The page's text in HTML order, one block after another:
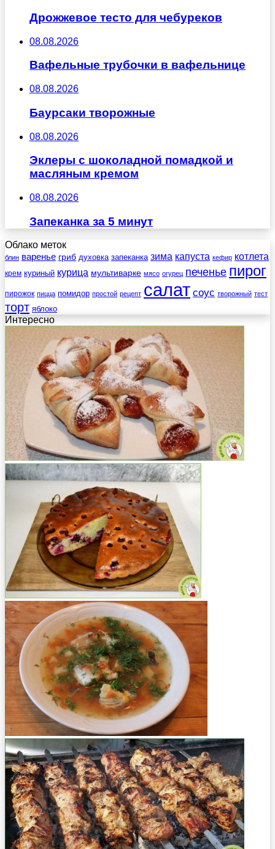
Дрожжевое тесто для чебуреков
08.08.2026
Вафельные трубочки в вафельнице
08.08.2026
Баурсаки творожные
08.08.2026
Эклеры с шоколадной помадкой и
масляным кремом
08.08.2026
Запеканка за 5 минут
Облако меток
блин варенье гриб духовка запеканка зима капуста кефир котлета
крем куриный курица мультиварке мясо огурец печенье пирог
пирожок пицца помидор простой рецепт салат соус творожный тест
торт яблоко
Интересно